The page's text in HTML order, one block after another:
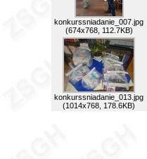
konkurssniadanie_007.jpg
(674x768, 112.7KB)
konkurssniadanie_013.jpg
(1014x768, 178.6KB)